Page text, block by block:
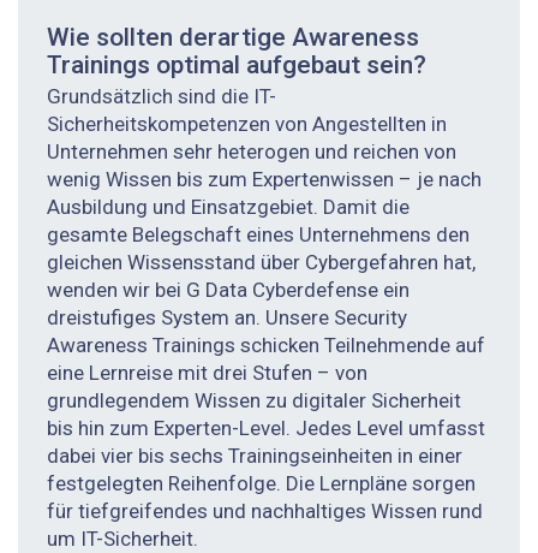
Wie sollten derartige Awareness
Trainings optimal aufgebaut sein?
Grundsätzlich sind die IT-
Sicherheitskompetenzen von Angestellten in
Unternehmen sehr heterogen und reichen von
wenig Wissen bis zum Expertenwissen – je nach
Ausbildung und Einsatz­gebiet. Damit die
gesamte Belegschaft eines Unternehmens den
gleichen Wissensstand über Cybergefahren hat,
wenden wir bei G Data Cyberdefense ein
dreistufiges System an. Unsere Security
Awareness Trainings schicken Teilnehmende auf
eine Lernreise mit drei Stufen – von
grundlegendem Wissen zu digitaler Sicherheit
bis hin zum Experten-Level. Jedes Level umfasst
dabei vier bis sechs Trainingseinheiten in einer
festgelegten Reihenfolge. Die Lernpläne sorgen
für tiefgreifendes und nachhaltiges Wissen rund
um IT-Sicherheit.